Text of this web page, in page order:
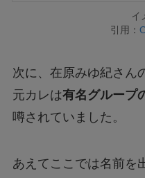
イ
引用：
次に、在原みゆ紀さん
元カレは有名グループ
噂されていました。
あえてここでは名前を